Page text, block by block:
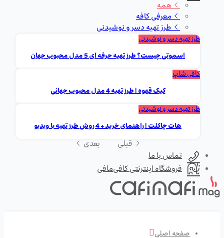
همه
معرفی کافه
طرز تهیه دسر و نوشیدنی
طرز تهیه دسر و نوشیدنی
اسموتی چیست؟ طرز تهیه حرفه ای 5 مدل محبوب جهان
کافی شاپ
کیک قهوه | طرز تهیه 4 مدل محبوب جهانی
طرز تهیه دسر و نوشیدنی
هات چاکلت | راهنمای خرید + 4 روش طرز تهیه با ویدیو
قبلی
بعدی
تماس با ما
فروشگاه اینترنتی کافی‌مافی
صفحه اصلی